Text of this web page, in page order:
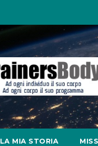
LA MIA STORIA